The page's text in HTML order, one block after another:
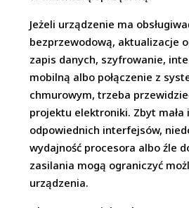
Jeżeli urządzenie ma
bezprzewodową, aktualizacje
zapis danych, szyfrowanie,
mobilną albo połączenie z
chmurowym, trzeba
projektu elektroniki. Zbyt mała
odpowiednich interfejsów,
wydajność procesora albo źle
zasilania mogą ograniczyć
urządzenia.